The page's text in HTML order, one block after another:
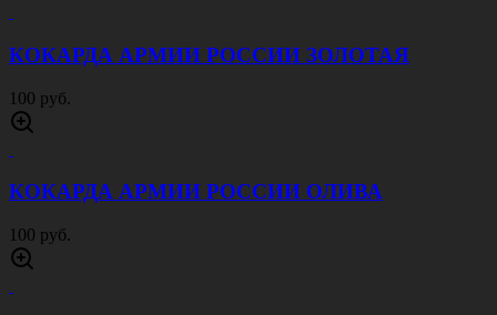
КОКАРДА АРМИИ РОССИИ ЗОЛОТАЯ
100 руб.
КОКАРДА АРМИИ РОССИИ ОЛИВА
100 руб.